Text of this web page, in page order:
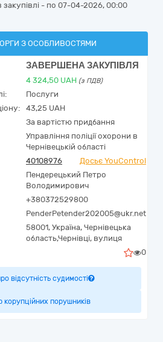
- по 07-04-2026, 00:00
З ОСОБЛИВОСТЯМИ
ЗАВЕРШЕНА ЗАКУПІВЛЯ
4 324,50 UAH (з ПДВ)
Послуги
43,25 UAH
За вартістю придбання
Управління поліції охорони в
Чернівецькій області
40108976 Досьє YouControl
Пендерецький Петро
Володимирович
+380372529800
PenderPetender202005@ukr.net
58001, Україна, Чернівецька
область,Чернівці, вулиця
0
відсутність судимості
корупційних порушників